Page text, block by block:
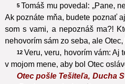
5 Tomáš mu povedal: „Pane,
Ak poznáte mňa, budete poznať
som s vami, a nepoznáš ma?!
nehovorím sám zo seba, ale
12 Veru, veru, hovorím vám: Aj
v mojom mene, aby bol Otec
Otec pošle Tešiteľa, Ducha